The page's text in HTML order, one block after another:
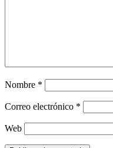
Nombre *
Correo electrónico *
Web